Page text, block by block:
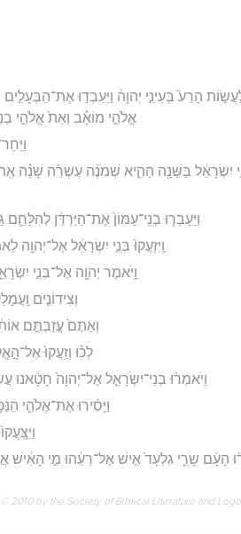
הָרַע֮ בְּעֵינֵ֣י יְהוָה֒ וַיַּעַבְד֣וּ
אֱלֹהֵ֣י מוֹאָ֗ב וְאֵת֙ אֱלֹהֵ֣י
יִשְׂרָאֵ֔ל בַּשָּׁנָ֖ה הַהִ֑יא שְׁמֹנֶ֨ה עֶשְׂרֵ֜ה שָׁנָ֗ה
וַיַּעַבְר֤וּ בְנֵֽי־עַמּוֹן֙ אֶת־הַיַּרְדֵּ֔ן
וַֽיִּזְעֲקוּ֙ בְּנֵ֣י יִשְׂרָאֵ֔ל אֶל־יְהוָ֖ה
וַ֥יֹּאמֶר יְהוָ֖ה אֶל־בְּנֵ֣י
וְצִידוֹנִ֤ים
וְאַתֶּם֙ עֲזַבְתֶּ֣ם
לְכ֗וּ וְזַֽעֲקוּ֙
וַיֹּאמְר֨וּ בְנֵי־יִשְׂרָאֵ֤ל אֶל־יְהוָה֙ חָטָ֔אנוּ
וַיָּסִ֜ירוּ אֶת־אֱלֹהֵ֤י
הָעָ֜ם שָׂרֵ֤י גִלְעָד֙ אִ֣ישׁ אֶל־רֵעֵ֔הוּ מִ֣י הָאִ֔ישׁ
2010 by the Society of Biblical Literature and